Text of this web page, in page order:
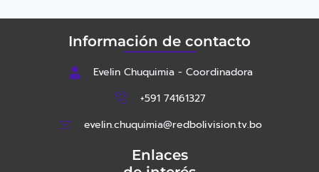
Información de contacto
Evelin Chuquimia - Coordinadora
+591 74161327
evelin.chuquimia@redbolivision.tv.bo
Enlaces